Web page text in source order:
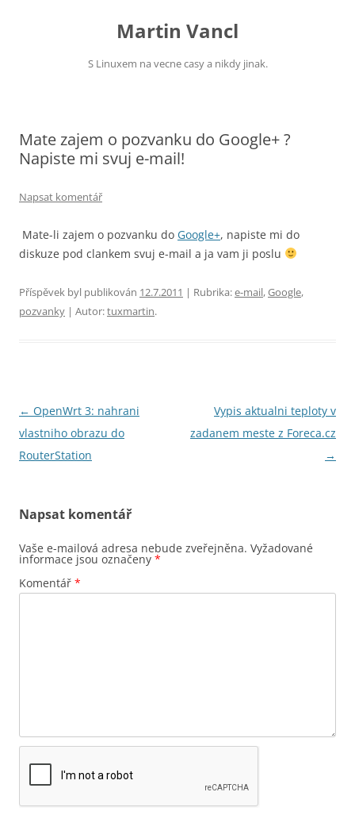
Martin Vancl
S Linuxem na vecne casy a nikdy jinak.
Mate zajem o pozvanku do Google+ ?
Napiste mi svuj e-mail!
Napsat komentář
Mate-li zajem o pozvanku do Google+, napiste mi do
diskuze pod clankem svuj e-mail a ja vam ji poslu
Příspěvek byl publikován 12.7.2011 | Rubrika:e-mail,Google,
pozvanky | Autor:tuxmartin.
Navigace
pro
příspěvky
← OpenWrt 3: nahrani
vlastniho obrazu do
RouterStation
Vypis aktualni teploty v
zadanem meste z Foreca.cz
→
Napsat komentář
Vaše e-mailová adresa nebude zveřejněna. Vyžadované
informace jsou označeny *
Komentář *